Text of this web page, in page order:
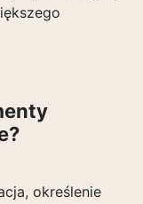
określenie